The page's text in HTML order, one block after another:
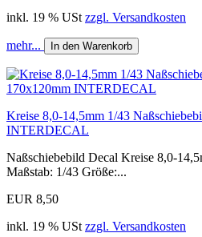
inkl. 19 % USt zzgl. Versandkosten
mehr... In den Warenkorb
Kreise 8,0-14,5mm 1/43
INTERDECAL
Naßschiebebild Decal Kreise 8,0-
Maßstab: 1/43 Größe:...
EUR 8,50
inkl. 19 % USt zzgl. Versandkosten